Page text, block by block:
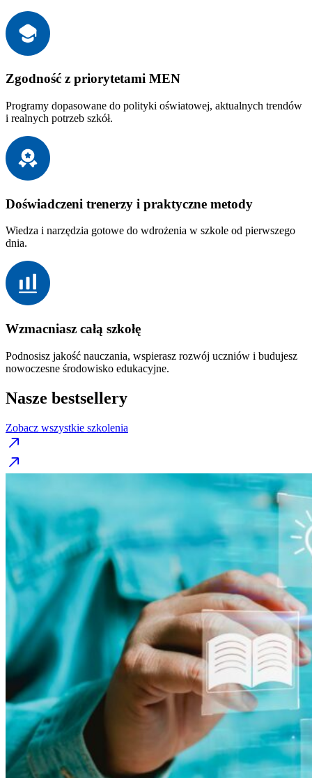
Zgodność z priorytetami MEN
Programy dopasowane do polityki oświatowej, aktualnych trendów
i realnych potrzeb szkół.
Doświadczeni trenerzy i praktyczne metody
Wiedza i narzędzia gotowe do wdrożenia w szkole od pierwszego
dnia.
Wzmacniasz całą szkołę
Podnosisz jakość nauczania, wspierasz rozwój uczniów i budujesz
nowoczesne środowisko edukacyjne.
Nasze bestsellery
Zobacz wszystkie szkolenia